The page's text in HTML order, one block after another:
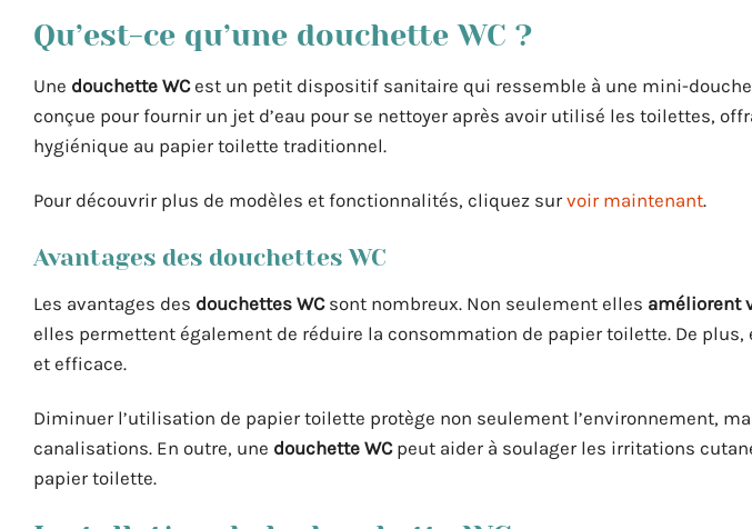
Qu’est-ce qu’une douchette WC ?
Une douchette WCest un petit dispositif sanitaire qui ressemble à une mini-
conçue pour fournir un jet d’eau pour se nettoyer après avoir utilisé les toilettes,
hygiénique au papier toilette traditionnel.
Pour découvrir plus de modèles et fonctionnalités, cliquez sur voir maintenant.
Avantages des douchettes WC
Les avantages des douchettes WCsont nombreux. Non seulement elles améliorent
elles permettent également de réduire la consommation de papier toilette. De
et efficace.
Diminuer l’utilisation de papier toilette protège non seulement l’environnement,
canalisations. En outre, une douchette WCpeut aider à soulager les irritations
papier toilette.